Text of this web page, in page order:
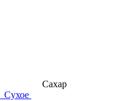
Сахар
Сухое